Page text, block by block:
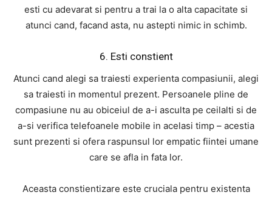
esti cu adevarat si pentru a trai la o alta capacitate si
atunci cand, facand asta, nu astepti nimic in schimb.
6. Esti constient
Atunci cand alegi sa traiesti experienta compasiunii, alegi
sa traiesti in momentul prezent. Persoanele pline de
compasiune nu au obiceiul de a-i asculta pe ceilalti si de
a-si verifica telefoanele mobile in acelasi timp – acestia
sunt prezenti si ofera raspunsul lor empatic fiintei umane
care se afla in fata lor.
Aceasta constientizare este cruciala pentru existenta